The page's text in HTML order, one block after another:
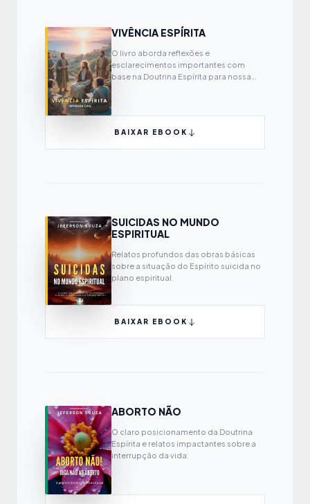
VIVÊNCIA ESPÍRITA
O livro aborda reflexões e
esclarecimentos importantes com
base na Doutrina Espírita para nossa
BAIXAR EBOOK
SUICIDAS NO MUNDO
ESPIRITUAL
Relatos profundos das obras básicas
sobre a situação do Espírito suicida no
plano espiritual.
BAIXAR EBOOK
ABORTO NÃO
O claro posicionamento da Doutrina
Espírita e relatos impactantes sobre a
interrupção da vida.